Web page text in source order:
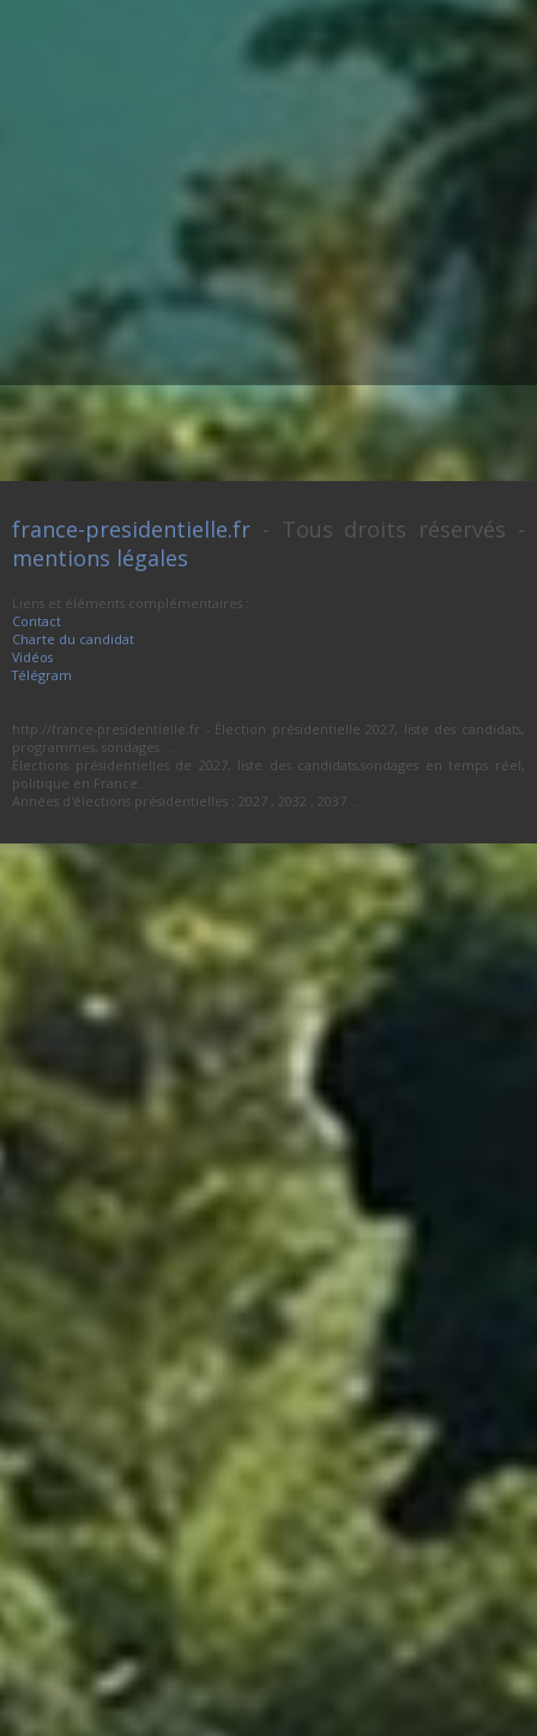
france-presidentielle.fr - Tous droits réservés -
mentions légales
Liens et éléments complémentaires :
Contact
Charte du candidat
Vidéos
Télégram
http://france-presidentielle.fr - Élection présidentielle 2027, liste des candidats,
programmes, sondages ...
Élections présidentielles de 2027, liste des candidats,sondages en temps réel,
politique en France...
Années d'élections présidentielles : 2027 , 2032 , 2037 ...